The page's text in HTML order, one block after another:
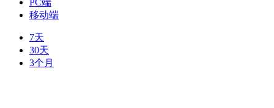
移动端
7天
30天
3个月